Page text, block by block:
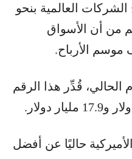
العالمية بنحو
من أن الأسواق
موسم الأرباح.
الحالي، قُدِّر هذا الرقم
حاليًا عن أفضل